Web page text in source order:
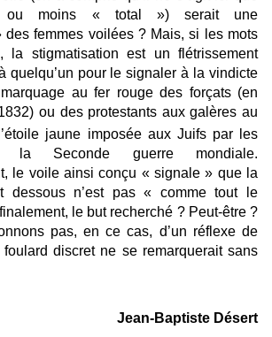
moins « total ») serait une
des femmes voilées ? Mais, si les mots
la stigmatisation est un flétrissement
quelqu’un pour le signaler à la vindicte
au fer rouge des forçats (en
ou des protestants aux galères au
jaune imposée aux Juifs par les
la Seconde guerre mondiale.
le voile ainsi conçu « signale » que la
dessous n’est pas « comme tout le
le but recherché ? Peut-être ?
pas, en ce cas, d’un réflexe de
foulard discret ne se remarquerait sans
Jean-Baptiste Désert